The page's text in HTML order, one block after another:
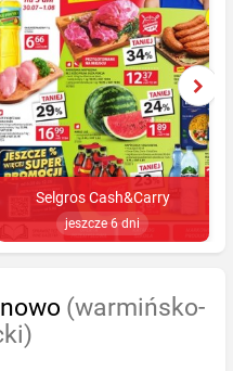
Selgros Cash&Carry
jeszcze 6 dni
(warmińsko-